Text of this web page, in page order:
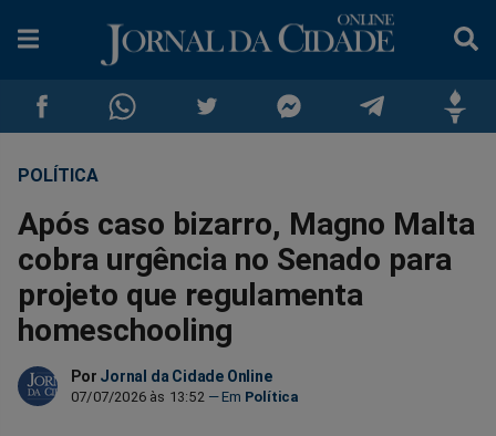
Compartilhar
no
Facebook
Compartilhar
no
Whatsapp
no
Twitter
no
Messenger
no
Telegram
no
POLÍTICA
Após caso bizarro, Magno Malta
cobra urgência no Senado para
projeto que regulamenta
homeschooling
Por Jornal da Cidade Online
07/07/2026 às 13:52 Política